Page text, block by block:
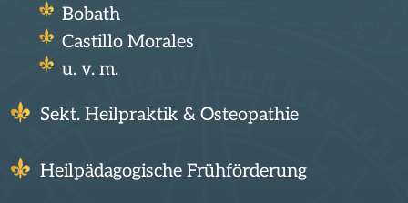
Bobath
Castillo Morales
u. v. m.
Sekt. Heilpraktik & Osteopathie
Heilpädagogische Frühförderung